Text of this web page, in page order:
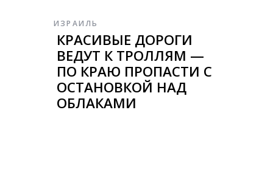
ИЗРАИЛЬ
КРАСИВЫЕ ДОРОГИ
ВЕДУТ К ТРОЛЛЯМ —
ПО КРАЮ ПРОПАСТИ С
ОСТАНОВКОЙ НАД
ОБЛАКАМИ